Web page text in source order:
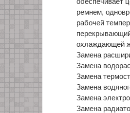
ремнем,
рабочей
охлаждающей
Замена
Замена
Замена
Замена
Замена
Замена